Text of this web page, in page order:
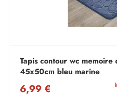
Tapis contour wc
45x50cm bleu marine
6,99 €